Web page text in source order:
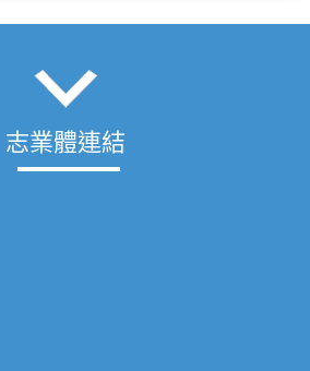
志業體連結